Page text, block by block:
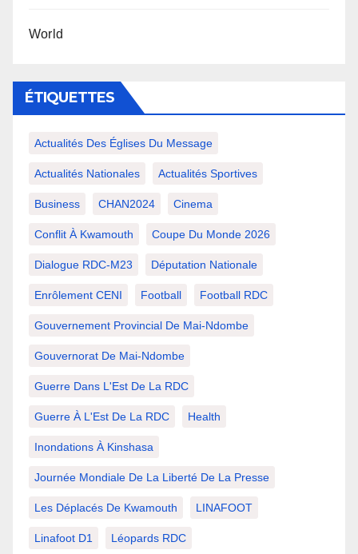
World
ÉTIQUETTES
Actualités Des Églises Du Message
Actualités Nationales Actualités Sportives
Business CHAN2024 Cinema
Conflit À Kwamouth Coupe Du Monde 2026
Dialogue RDC-M23 Députation Nationale
Enrôlement CENI Football Football RDC
Gouvernement Provincial De Mai-Ndombe
Gouvernorat De Mai-Ndombe
Guerre Dans L'Est De La RDC
Guerre À L'Est De La RDC Health
Inondations À Kinshasa
Journée Mondiale De La Liberté De La Presse
Les Déplacés De Kwamouth LINAFOOT
Linafoot D1 Léopards RDC